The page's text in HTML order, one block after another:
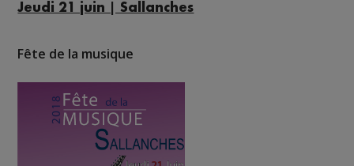
Jeudi 21 juin | Sallanches
Fête de la musique